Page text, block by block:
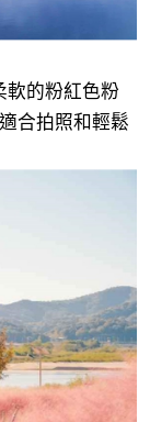
軟的粉紅色粉
合拍照和輕鬆